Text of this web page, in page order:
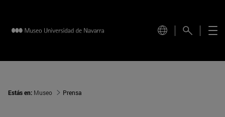
Estás en: Museo Prensa